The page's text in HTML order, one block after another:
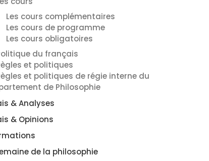
Les cours complémentaires
Les cours de programme
Les cours obligatoires
du français
et politiques
et politiques de régie interne du
de Philosophie
& Analyses
& Opinions
de la philosophie